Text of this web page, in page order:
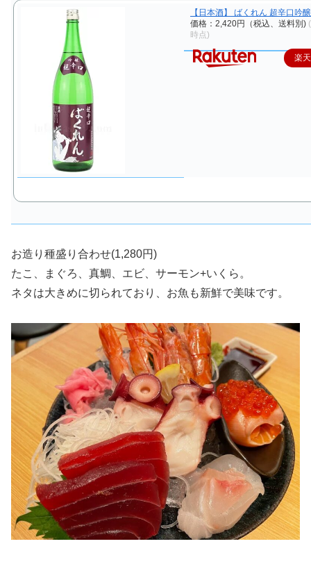
【日本酒】 ばくれん 超辛口吟
価格：2,420円（税込、送料別)
時点)
楽
お造り種盛り合わせ(1,280円)
たこ、まぐろ、真鯛、エビ、サーモン+いくら。
ネタは大きめに切られており、お魚も新鮮で美味です。